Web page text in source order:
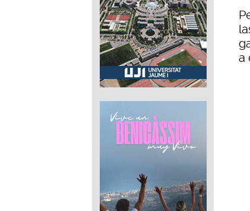
a